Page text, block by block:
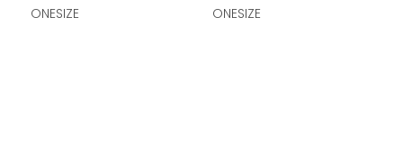
ONESIZE ONESIZE